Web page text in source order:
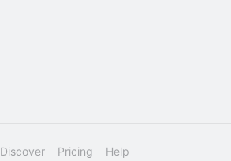
Discover Pricing Help